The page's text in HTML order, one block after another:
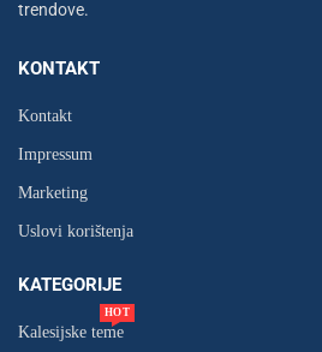
trendove.
KONTAKT
Kontakt
Impressum
Marketing
Uslovi korištenja
KATEGORIJE
Kalesijske teme
HOT